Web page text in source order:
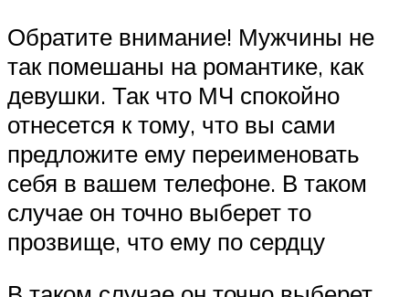
Обратите внимание! Мужчины не
так помешаны на романтике, как
девушки. Так что МЧ спокойно
отнесется к тому, что вы сами
предложите ему переименовать
себя в вашем телефоне. В таком
случае он точно выберет то
прозвище, что ему по сердцу